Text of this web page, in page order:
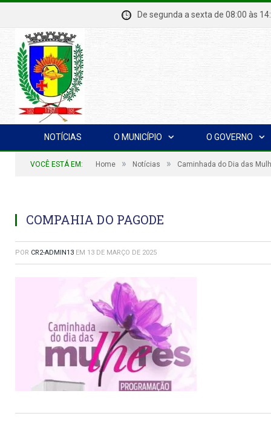
De segunda a sexta de 08:00
NOTÍCIAS O MUNICÍPIO O GOVERNO
VOCÊ ESTÁ EM: Home » Notícias » Caminhada do Dia das
COMPAHIA DO PAGODE
POR CR2-ADMIN13 EM 13 DE MARÇO DE 2025